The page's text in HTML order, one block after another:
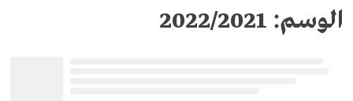
الوسم: 2022/2021